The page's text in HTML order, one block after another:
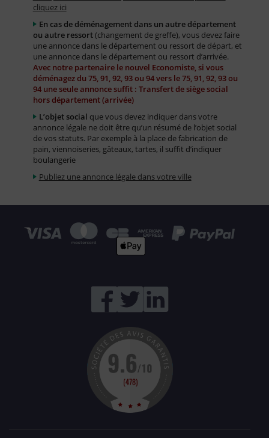
cliquez ici
En cas de déménagement dans un autre département
ou autre ressort(changement de greffe), vous devez faire
une annonce dans le département ou ressort de départ, et
une annonce dans le département ou ressort d’arrivée.
Avec notre partenaire le nouvel Economiste, si vous
déménagez du 75, 91, 92, 93 ou 94 vers le 75, 91, 92, 93 ou
94 une seule annonce suffit : Transfert de siège social
hors département (arrivée)
L’objet social que vous devez indiquer dans votre
annonce légale ne doit être qu’un résumé de l’objet social
de vos statuts. Par exemple à la place de fabrication de
pain, viennoiseries, gâteaux, tartes, il suffit d’indiquer
boulangerie
Publiez une annonce légale dans votre ville